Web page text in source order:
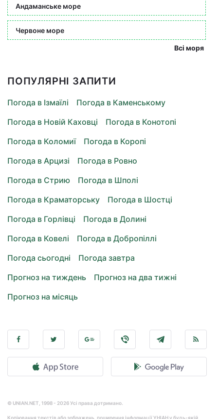
Андаманське море
Червоне море
Всі моря
ПОПУЛЯРНІ ЗАПИТИ
Погода в Ізмаїлі
Погода в Каменському
Погода в Новій Каховці
Погода в Конотопі
Погода в Коломиї
Погода в Коропі
Погода в Арцизі
Погода в Ровно
Погода в Стрию
Погода в Шполі
Погода в Краматорську
Погода в Шостці
Погода в Горлівці
Погода в Долині
Погода в Ковелі
Погода в Добропіллі
Погода сьогодні
Погода завтра
Прогноз на тиждень
Прогноз на два тижні
Прогноз на місяць
© UNIAN.NET, 1998 - 2026 Усі права дотримано.
Копіювання текстів або зображень, поширення інформації УНІАН у будь-якій